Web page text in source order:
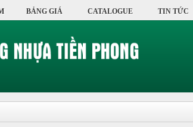
BẢNG GIÁ CATALOGUE TIN TỨC